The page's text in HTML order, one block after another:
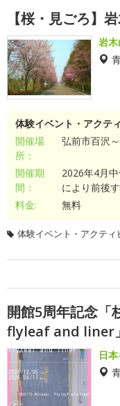
【桜・見ごろ】
岩
体験イベント・アクテ
開催場
所：
弘前市百沢
開催期
間：
2026年4月
により前後
料金:
無料
体験イベント・アクティ
開館5周年記念「
flyleaf and liner」
日